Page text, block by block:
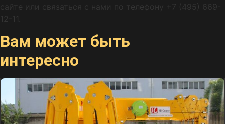
сайте или связаться с нами по телефону +7 (495) 669-
12-11.
Вам может быть
интересно